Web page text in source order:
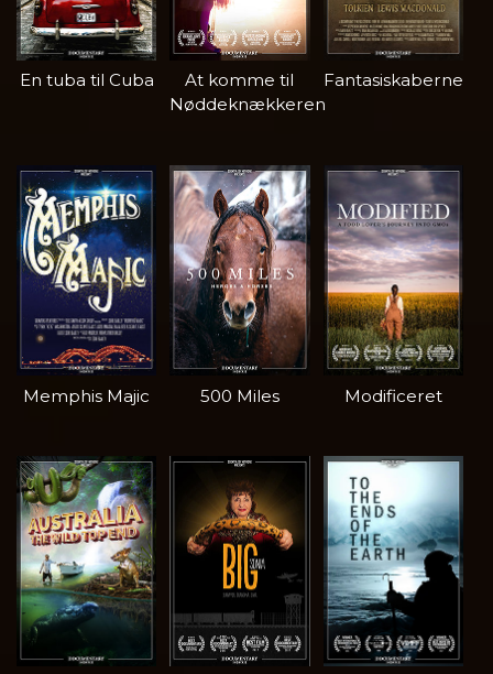
En tuba til Cuba
At komme til
Nøddeknækkeren
Fantasiskaberne
Memphis Majic 500 Miles Modificeret